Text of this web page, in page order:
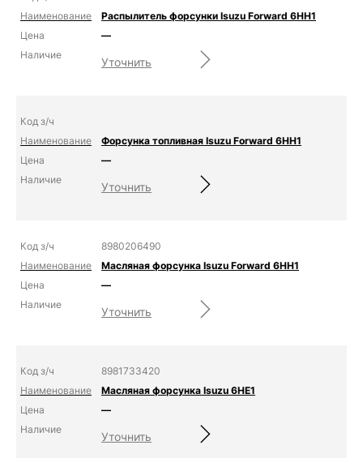
Распылитель форсунки Isuzu Forward 6HH1
—
Уточнить
Форсунка топливная Isuzu Forward 6HH1
—
Уточнить
8980206490
Масляная форсунка Isuzu Forward 6HH1
—
Уточнить
8981733420
Масляная форсунка Isuzu 6HE1
—
Уточнить